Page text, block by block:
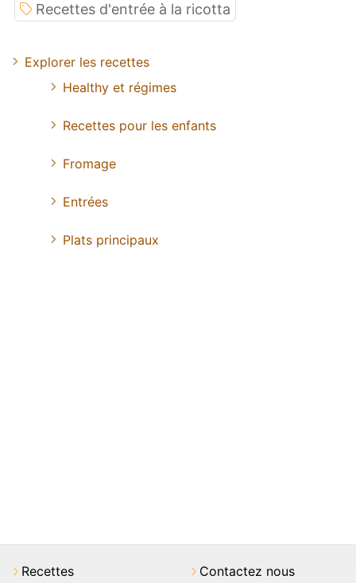
Recettes d'entrée à la ricotta
Explorer les recettes
Healthy et régimes
Recettes pour les enfants
Fromage
Entrées
Plats principaux
Recettes Contactez nous